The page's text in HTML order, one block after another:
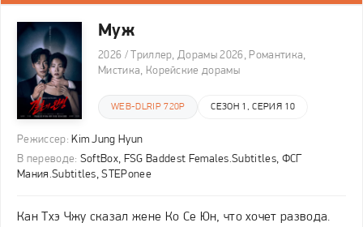
Муж
2026 / Триллер, Дорамы 2026, Романтика,
Мистика, Корейские дорамы
WEB-DLRIP 720P СЕЗОН 1, СЕРИЯ 10
Режиссер: Kim Jung Hyun
В переводе: SoftBox, FSG Baddest Females.Subtitles, ФСГ
Мания.Subtitles, STEPonee
Кан Тхэ Чжу сказал жене Ко Се Юн, что хочет развода.